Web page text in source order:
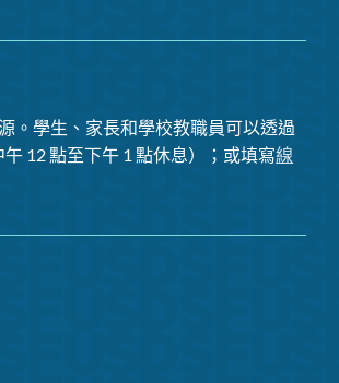
。學生、家長和學校教職員可以透過
12 點至下午 1 點休息）；或填寫線